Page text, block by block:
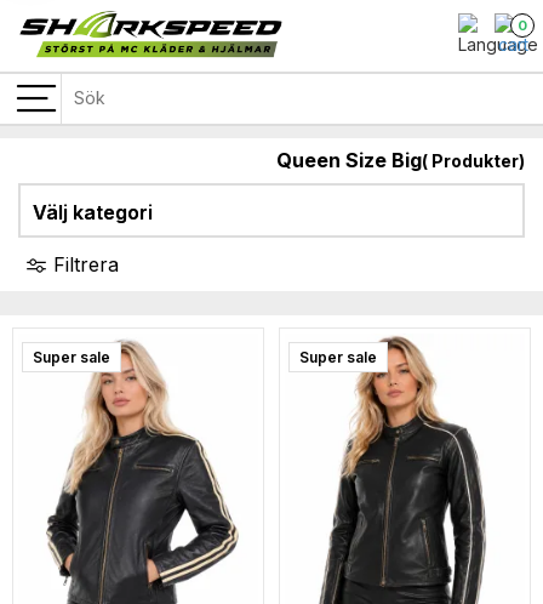
0
Queen Size Big( Produkter)
Välj kategori
Filtrera
Super sale Super sale